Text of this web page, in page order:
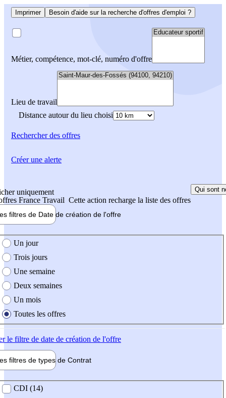
Imprimer Besoin d'aide sur la recherche d'offres d'emploi ?
Métier, compétence, mot-clé, numéro d'offre
Lieu de travail
Distance autour du lieu choisi
Rechercherdes offres
uniquement
France Travail Cette action recharge la liste des offres
Qui sont
filtres de Date de création de l'offre
création de l'offre
Un jour
Trois jours
Une semaine
Deux semaines
Un mois
Toutes les offres
le filtre de date de création de l'offre
filtres de types de Contrat
contrat
CDI (14)
Créer une alerte